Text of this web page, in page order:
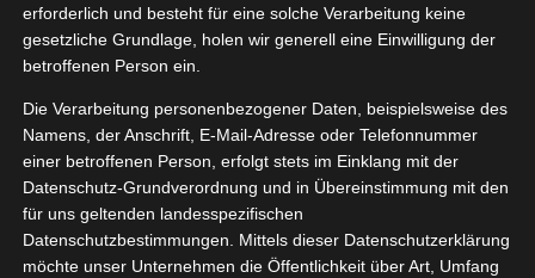
Zeige
grösseres
Bild
erforderlich und besteht für eine solche Verarbeitung keine
gesetzliche Grundlage, holen wir generell eine Einwilligung der
betroffenen Person ein.
Die Verarbeitung personenbezogener Daten, beispielsweise des
Namens, der Anschrift, E-Mail-Adresse oder Telefonnummer
einer betroffenen Person, erfolgt stets im Einklang mit der
Datenschutz-Grundverordnung und in Übereinstimmung mit den
für uns geltenden landesspezifischen
Datenschutzbestimmungen. Mittels dieser Datenschutzerklärung
möchte unser Unternehmen die Öffentlichkeit über Art, Umfang